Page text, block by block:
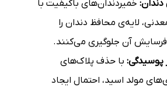
خمیردندان‌های باکیفیت با
لایه‌ی محافظ دندان را
فرسایش آن جلوگیری می‌کنند.
پوسیدگی: با حذف پلاک‌های
مولد اسید، احتمال ایجاد